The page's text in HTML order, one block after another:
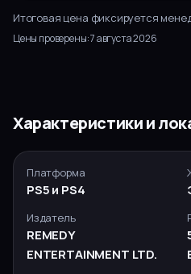
Итоговая цена фиксируется
Цены проверены:7 августа 2026
Характеристики и
Платформа
PS5 и PS4
Издатель
REMEDY
ENTERTAINMENT LTD.